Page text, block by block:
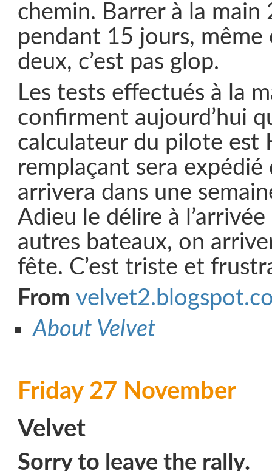
chemin. Barrer à la main
pendant 15 jours, même
deux, c’est pas glop.
Les tests effectués à la
confirment aujourd’hui
calculateur du pilote est
remplaçant sera
arrivera dans une
Adieu le délire à
autres bateaux, on
fête. C’est triste et
From
About Velvet
Friday 27 November
Velvet
Sorry to leave the rally.